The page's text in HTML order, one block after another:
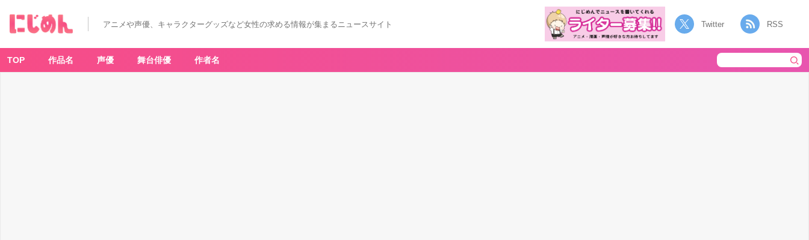
アニメや声優、キャラクターグッズなど女性の求める情報が集まるニュースサイト Twitter RSS
TOP 作品名 声優 舞台俳優 作者名